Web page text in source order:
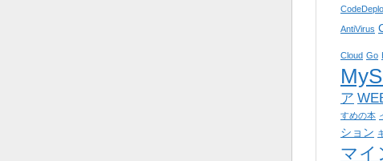
AntiVirus
Cloud Go
ア
すめの本
ション
マイ